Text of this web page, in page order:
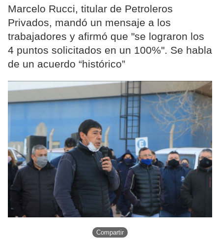
Marcelo Rucci, titular de Petroleros
Privados, mandó un mensaje a los
trabajadores y afirmó que "se lograron los
4 puntos solicitados en un 100%". Se habla
de un acuerdo “histórico”
Compartir